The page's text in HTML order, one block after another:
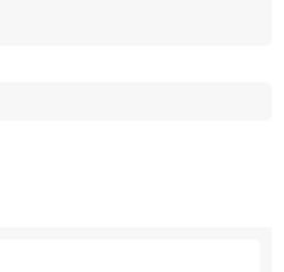
- одном из лидеров в сфере
оборудования.